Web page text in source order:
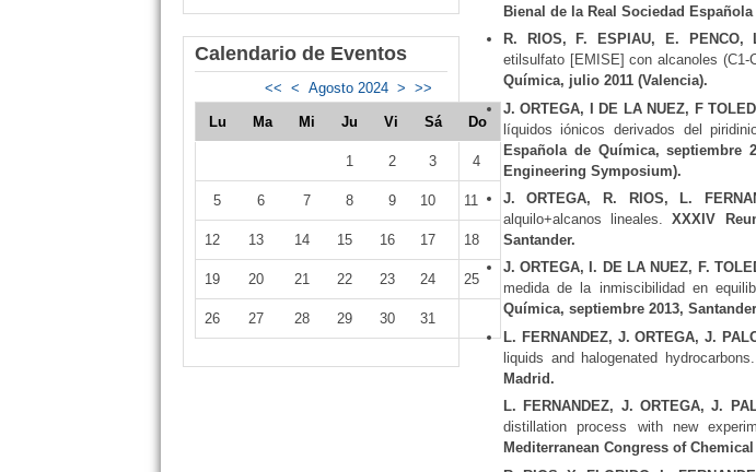
Calendario de Eventos
<< < Agosto 2024 > >>
Lu Ma Mi Ju Vi Sá Do
1 2 3 4
5 6 7 8 9 10 11
12 13 14 15 16 17 18
19 20 21 22 23 24 25
26 27 28 29 30 31
Bienal de la Real Sociedad
R. RIOS, F. ESPIAU, E. PENCO,
etilsulfato [EMISE] con alcanoles
Química, julio 2011 (Valencia).
J. ORTEGA, I DE LA NUEZ, F
líquidos iónicos derivados del
Española de Química, septiembre
Engineering Symposium).
J. ORTEGA, R. RIOS, L.
alquilo+alcanos lineales.XXXIV
Santander.
J. ORTEGA, I. DE LA NUEZ, F.
medida de la inmiscibilidad en
Química, septiembre 2013,
L. FERNANDEZ, J. ORTEGA, J.
liquids and halogenated hydrocarbons.
Madrid.
L. FERNANDEZ, J. ORTEGA, J.
distillation process with new
Mediterranean Congress of